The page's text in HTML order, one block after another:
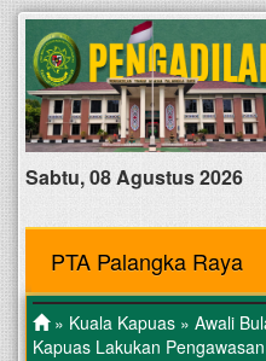
Sabtu, 08 Agustus 2026
PTA Palangka Raya
» Kuala Kapuas » Awali
Kapuas Lakukan